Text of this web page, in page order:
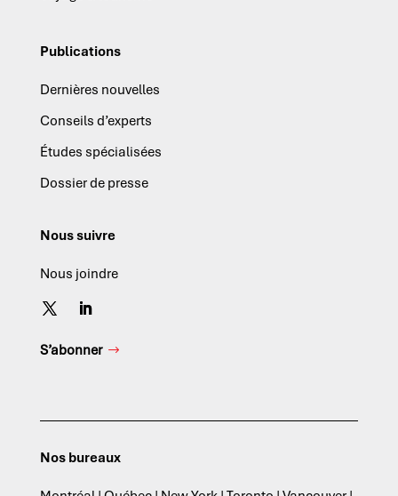
Publications
Dernières nouvelles
Conseils d’experts
Études spécialisées
Dossier de presse
Nous suivre
Nous joindre
S’abonner
Nos bureaux